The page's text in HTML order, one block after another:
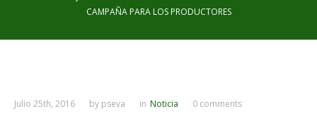
CAMPAÑA PARA LOS PRODUCTORES
Julio 25th, 2016 by pseva in Noticia 0 comments